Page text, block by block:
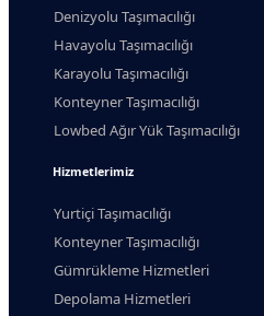
Denizyolu Taşımacılığı
Havayolu Taşımacılığı
Karayolu Taşımacılığı
Konteyner Taşımacılığı
Lowbed Ağır Yük Taşımacılığı
Hizmetlerimiz
Yurtiçi Taşımacılığı
Konteyner Taşımacılığı
Gümrükleme Hizmetleri
Depolama Hizmetleri